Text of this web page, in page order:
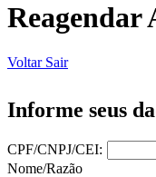
Reagendar
Voltar Sair
Informe seus
CPF/CNPJ/CEI:
Nome/Razão